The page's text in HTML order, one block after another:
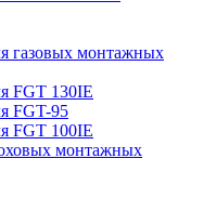
газовых монтажных
FGT 130IE
FGT-95
FGT 100IE
монтажных